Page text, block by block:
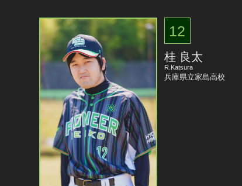
12
桂 良太
R.Katsura
兵庫県立家島高校